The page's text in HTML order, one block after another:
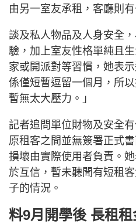
由另一室友承租，客廳則
談及私人物品及人身安全
驗，加上室友性格單純且
家或開派對等習慣，她表
係僅短暫逗留一個月，所
暫無太大壓力。」
記者追問單位財物及安全
原租客之間並無簽署正式
損壞由實際使用者負責。
於互信，暫未聽聞有短租
子的情況。
料9月開學後 長租